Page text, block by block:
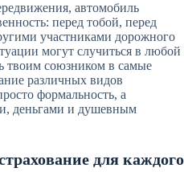
автомобиль
перед тобой, перед
участниками дорожного
могут случиться в любой
твоим союзником в самые
различных видов
формальность, а
деньгами и душевным
для каждого